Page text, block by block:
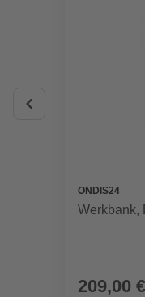
ONDIS24
Werkbank,
209,00 €